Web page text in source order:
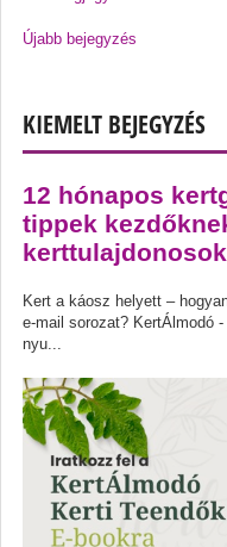
Újabb bejegyzés
KIEMELT BEJEGYZÉS
12 hónapos
tippek
Kert a káosz helyett –
e-mail sorozat? KertÁlmodó
nyu...